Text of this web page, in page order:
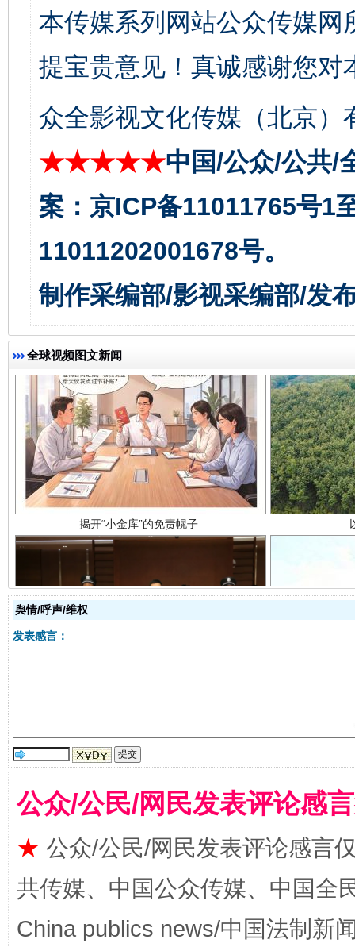
本传媒系列网站公众传媒
提宝贵意见！真诚感谢您
众全影视文化传媒（北京）
★★★★★中国/公众/公共/
案：京ICP备11011765号1
11011202001678号。
制作采编部/影视采编部/发
全球视频图文新闻
千年窑火 生生不息 一
揭开“小金库”的免责幌子
受贿1.44亿！段成刚被判无期 从幼
舆情/呼声/维权
发表感言：
公众/公民/网民发表评论感
★ 公众/公民/网民发表评论感言
共传媒、中国公众传媒、中国全
China publics news/中国法制新